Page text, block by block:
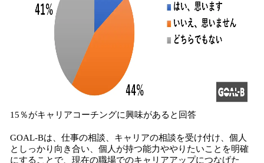
15％がキャリアコーチングに興味があると回答
GOAL-Bは、仕事の相談、キャリアの相談を受け付け、個人
としっかり向き合い、個人が持つ能力ややりたいことを明確
にすることで、現在の職場でのキャリアアップにつなげた